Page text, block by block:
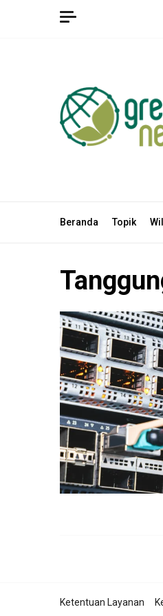
Beranda Topik
Ketentuan Layanan